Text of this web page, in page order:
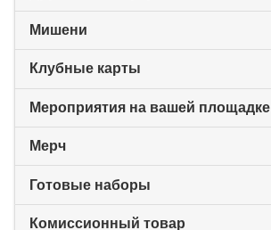
Мишени
Клубные карты
Мероприятия на вашей площадке
Мерч
Готовые наборы
Комиссионный товар